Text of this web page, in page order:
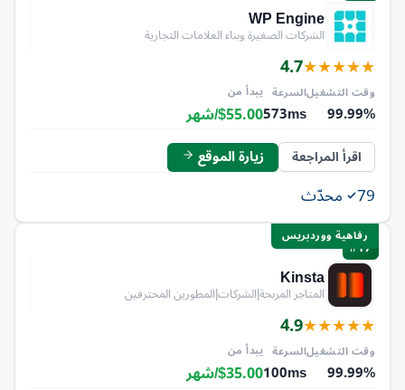
WP Engine
الشركات الصغيرة وبناء العلامات التجارية
79 محدّث
★
★
★
★
★
4.7
وقت التشغيل
99.99%
السرعة
573ms
يبدأ من
$55.00/شهر
اقرأ المراجعة زيارة الموقع
#17
رفاهية ووردبريس
Kinsta
المتاجر المربحة|الشركات|المطورين المحترفين
★
★
★
★
★
4.9
وقت التشغيل
99.99%
السرعة
100ms
يبدأ من
$35.00/شهر